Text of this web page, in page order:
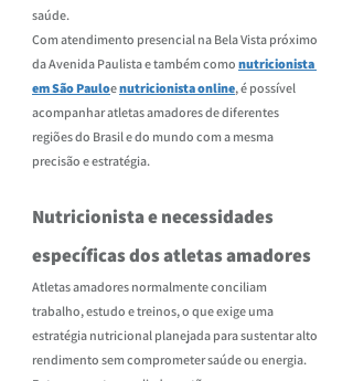
saúde.
Com atendimento presencial na Bela Vista próximo
da Avenida Paulista e também como nutricionista
em São Pauloe nutricionista online, é possível
acompanhar atletas amadores de diferentes
regiões do Brasil e do mundo com a mesma
precisão e estratégia.
Nutricionista e necessidades
específicas dos atletas amadores
Atletas amadores normalmente conciliam
trabalho, estudo e treinos, o que exige uma
estratégia nutricional planejada para sustentar alto
rendimento sem comprometer saúde ou energia.